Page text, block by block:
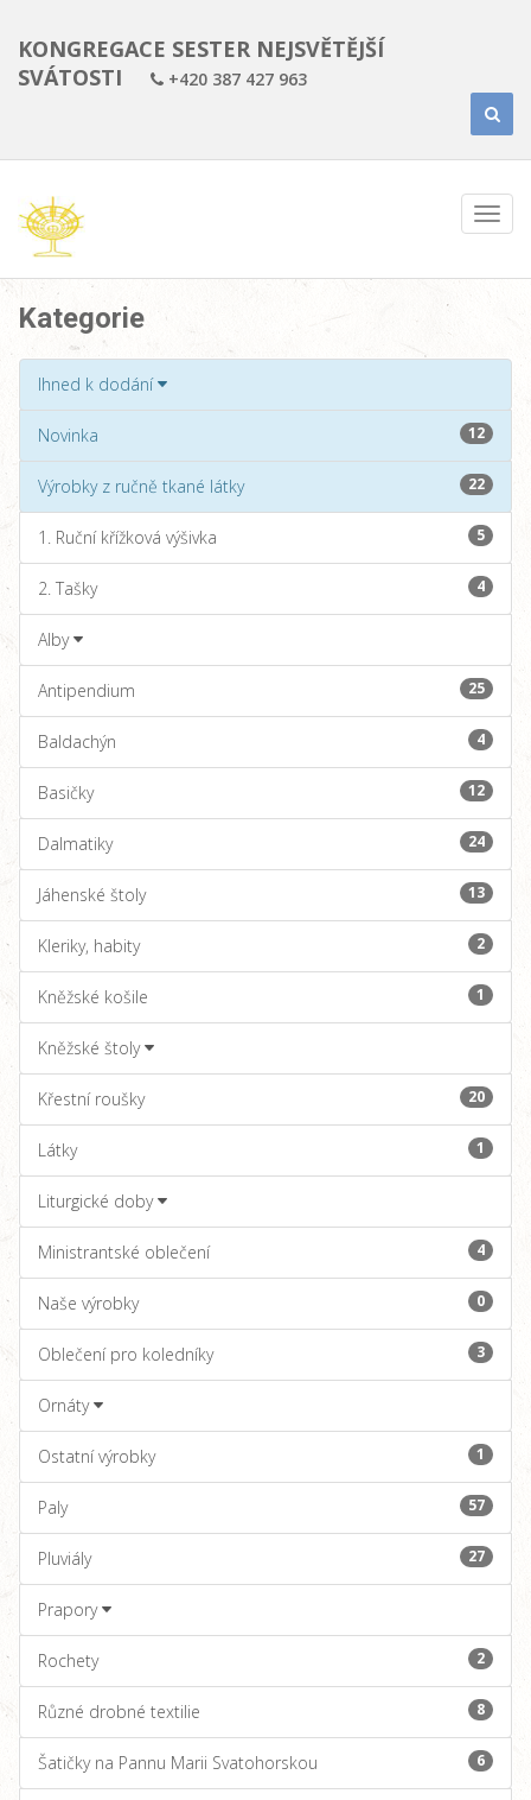
KONGREGACE SESTER NEJSVĚTĚJŠÍ
SVÁTOSTI
+420 387 427 963
Kategorie
Ihned k dodání
Novinka 12
Výrobky z ručně tkané látky 22
1. Ruční křížková výšivka 5
2. Tašky 4
Alby
Antipendium 25
Baldachýn 4
Basičky 12
Dalmatiky 24
Jáhenské štoly 13
Kleriky, habity 2
Kněžské košile 1
Kněžské štoly
Křestní roušky 20
Látky 1
Liturgické doby
Ministrantské oblečení 4
Naše výrobky 0
Oblečení pro koledníky 3
Ornáty
Ostatní výrobky 1
Paly 57
Pluviály 27
Prapory
Rochety 2
Různé drobné textilie 8
Šatičky na Pannu Marii Svatohorskou 6